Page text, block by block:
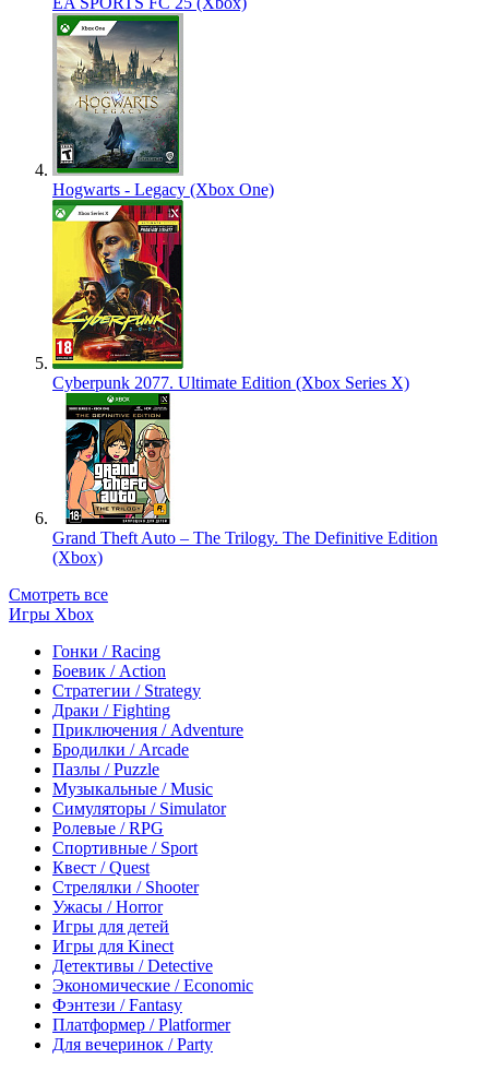
Hogwarts - Legacy (Xbox One)
Cyberpunk 2077. Ultimate Edition (Xbox Series X)
Grand Theft Auto – The Trilogy. The Definitive Edition
(Xbox)
Смотреть все
Игры Xbox
Гонки / Racing
Боевик / Action
Стратегии / Strategy
Драки / Fighting
Приключения / Adventure
Бродилки / Arcade
Пазлы / Puzzle
Музыкальные / Music
Симуляторы / Simulator
Ролевые / RPG
Спортивные / Sport
Квест / Quest
Стрелялки / Shooter
Ужасы / Horror
Игры для детей
Игры для Kinect
Детективы / Detective
Экономические / Economic
Фэнтези / Fantasy
Платформер / Platformer
Для вечеринок / Party